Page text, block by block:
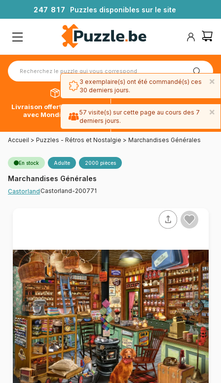
247 81 7 Puzzles disponibles sur le site
Livraison offerte dès 39€*
avec Mondial Relay
Paiement en 4x sans frais
avec Paypal
Accueil > Puzzles - Rétros et Nostalgie > Marchandises Générales
En stock Adulte 2000 pièces
Marchandises Générales
Castorland Castorland-200771
×
3 exemplaire(s) ont été commandé(s) ces
30 derniers jours.
×
57 visite(s) sur cette page au cours des 7
derniers jours.